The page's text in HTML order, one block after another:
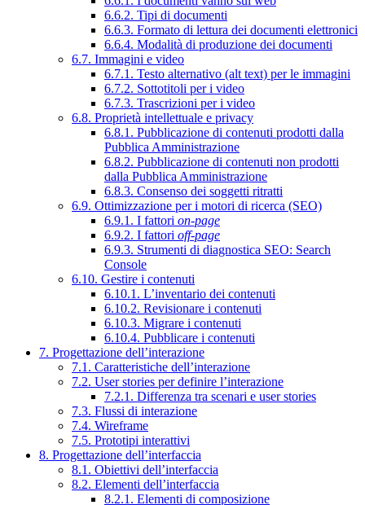
6.6.2. Tipi di documenti
6.6.3. Formato di lettura dei documenti elettronici
6.6.4. Modalità di produzione dei documenti
6.7. Immagini e video
6.7.1. Testo alternativo (alt text) per le immagini
6.7.2. Sottotitoli per i video
6.7.3. Trascrizioni per i video
6.8. Proprietà intellettuale e privacy
6.8.1. Pubblicazione di contenuti prodotti dalla
Pubblica Amministrazione
6.8.2. Pubblicazione di contenuti non prodotti
dalla Pubblica Amministrazione
6.8.3. Consenso dei soggetti ritratti
6.9. Ottimizzazione per i motori di ricerca (SEO)
6.9.1. I fattori on-page
6.9.2. I fattori off-page
6.9.3. Strumenti di diagnostica SEO: Search
Console
6.10. Gestire i contenuti
6.10.1. L’inventario dei contenuti
6.10.2. Revisionare i contenuti
6.10.3. Migrare i contenuti
6.10.4. Pubblicare i contenuti
7. Progettazione dell’interazione
7.1. Caratteristiche dell’interazione
7.2. User stories per definire l’interazione
7.2.1. Differenza tra scenari e user stories
7.3. Flussi di interazione
7.4. Wireframe
7.5. Prototipi interattivi
8. Progettazione dell’interfaccia
8.1. Obiettivi dell’interfaccia
8.2. Elementi dell’interfaccia
8.2.1. Elementi di composizione